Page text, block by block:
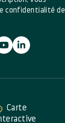
confidentialité de
Carte